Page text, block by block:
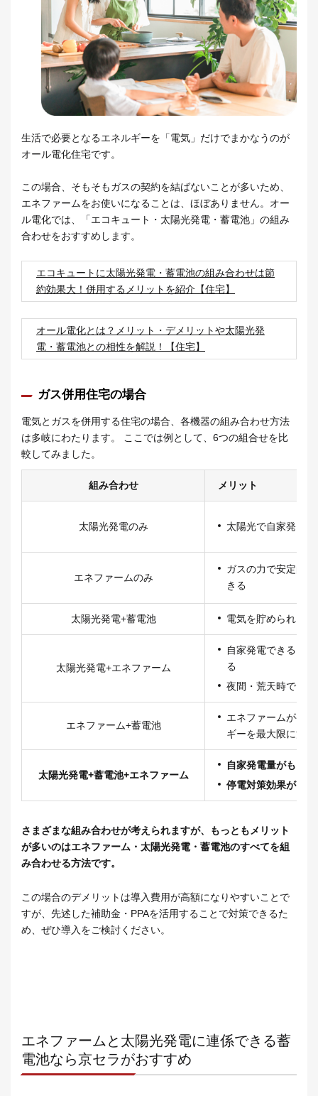
生活で必要となるエネルギーを「電気」だけでまかなうのが
オール電化住宅です。
この場合、そもそもガスの契約を結ばないことが多いため、
エネファームをお使いになることは、ほぼありません。オー
ル電化では、「エコキュート・太陽光発電・蓄電池」の組み
合わせをおすすめします。
エコキュートに太陽光発電・蓄電池の組み合わせは節
約効果大！併用するメリットを紹介【住宅】
オール電化とは？メリット・デメリットや太陽光発
電・蓄電池との相性を解説！【住宅】
ガス併用住宅の場合
電気とガスを併用する住宅の場合、各機器の組み合わせ方法
は多岐にわたります。 ここでは例として、6つの組合せを比
較してみました。
組み合わせ メリット
太陽光発電のみ 太陽光で自家発電
エネファームのみ
ガスの力で安定的
きる
太陽光発電+蓄電池 電気を貯められる
太陽光発電+エネファーム
自家発電できる電
る
夜間・荒天時でも
エネファーム+蓄電池
エネファームが発
ギーを最大限に活
太陽光発電+蓄電池+エネファーム
自家発電量がもっ
停電対策効果がも
さまざまな組み合わせが考えられますが、もっともメリット
が多いのはエネファーム・太陽光発電・蓄電池のすべてを組
み合わせる方法です。
この場合のデメリットは導入費用が高額になりやすいことで
すが、先述した補助金・PPAを活用することで対策できるた
め、ぜひ導入をご検討ください。
エネファームと太陽光発電に連係できる蓄
電池なら京セラがおすすめ